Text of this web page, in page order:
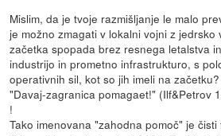
Mislim, da je tvoje razmišljanje le malo
je možno zmagati v lokalni vojni z jedrsko
začetka spopada brez resnega letalstva
industrijo in prometno infrastrukturo, s
operativnih sil, kot so jih imeli na začetku?
"Davaj-zagranica pomagaet!" (Ilf&Petrov
!
Tako imenovana "zahodna pomoč" je